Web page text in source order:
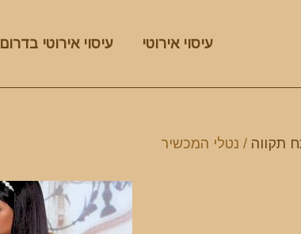
עיסוי אירוטי עיסוי אירוטי בדרום
תקווה / נטלי המכשיר